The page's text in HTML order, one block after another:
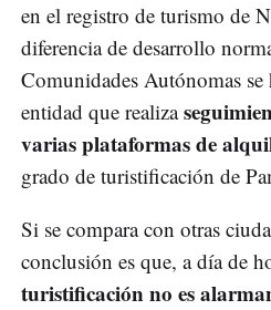
en el registro de turismo de
diferencia de desarrollo
Comunidades Autónomas
entidad que realiza
varias plataformas de
grado de turistificación de
Si se compara con otras
conclusión es que, a día de
turistificación no es